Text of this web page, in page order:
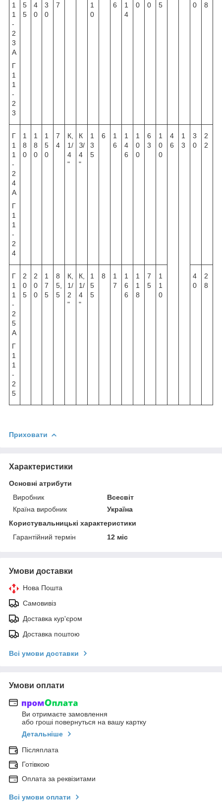
1
1
-
2
3
А
Г
1
1
-
2
3
5
5
4
0
3
0
7
1
0
6
1
4
0 0 5 0 8
Г
1
1
-
2
4
А
Г
1
1
-
2
4
1
8
0
1
8
0
1
5
0
7
4
К,
1/
4
"
К
З/
4
"
1
3
5
6
1
6
1
4
6
1
0
0
6
3
1
0
0
4
6
1
3
3
0
2
2
Г
1
1
-
2
5
А
Г
1
1
-
2
5
2
0
5
2
0
0
1
7
5
8
5,
5
К,
1/
2
"
К,
1/
4
"
1
5
5
8
1
7
1
6
6
1
1
8
7
5
1
1
0
4
0
2
8
Приховати
Характеристики
Основні атрибути
Виробник
Всесвіт
Країна виробник
Україна
Користувальницькі характеристики
Гарантійний термін
12 міс
Умови доставки
Нова Пошта
Самовивіз
Доставка кур'єром
Доставка поштою
Всі умови доставки
Умови оплати
Ви отримаєте замовлення
або гроші повернуться на вашу картку
Детальніше
Післяплата
Готівкою
Оплата за реквізитами
Всі умови оплати